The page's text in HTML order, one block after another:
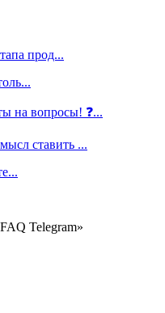
прод...
на вопросы! ❓...
ставить ...
Telegram»